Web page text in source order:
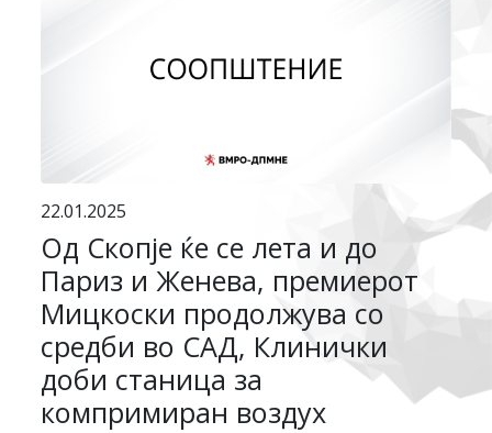
22.01.2025
Од Скопје ќе се лета и до
Париз и Женева, премиерот
Мицкоски продолжува со
средби во САД, Клинички
доби станица за
компримиран воздух